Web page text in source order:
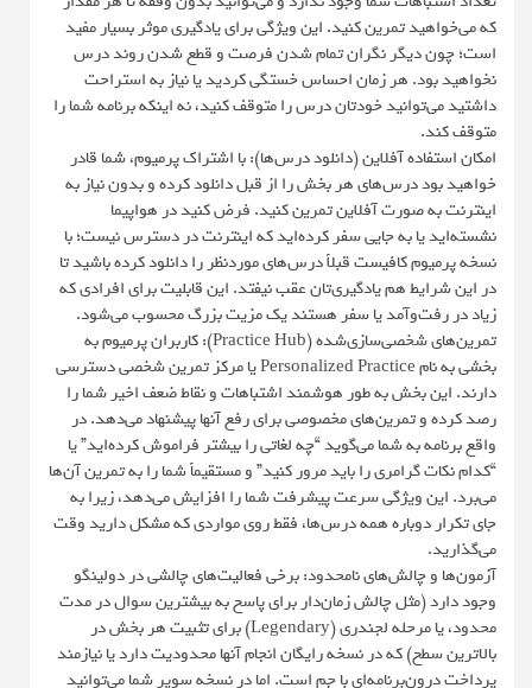
که می‌خواهید تمرین کنید. این ویژگی برای یادگیری موثر بسیار مفید
است؛ چون دیگر نگران تمام شدن فرصت و قطع شدن روند درس
نخواهید بود. هر زمان احساس خستگی کردید یا نیاز به استراحت
داشتید می‌توانید خودتان درس را متوقف کنید، نه اینکه برنامه شما را
متوقف کند.
امکان استفاده آفلاین (دانلود درس‌ها): با اشتراک پرمیوم، شما قادر
خواهید بود درس‌های هر بخش را از قبل دانلود کرده و بدون نیاز به
اینترنت به صورت آفلاین تمرین کنید. فرض کنید در هواپیما
نشسته‌اید یا به جایی سفر کرده‌اید که اینترنت در دسترس نیست؛ با
نسخه پرمیوم کافیست قبلاً درس‌های موردنظر را دانلود کرده باشید تا
در این شرایط هم یادگیری‌تان عقب نیفتد. این قابلیت برای افرادی که
زیاد در رفت‌وآمد یا سفر هستند یک مزیت بزرگ محسوب می‌شود.
تمرین‌های شخصی‌سازی‌شده (Practice Hub): کاربران پرمیوم به
بخشی به نام Personalized Practice یا مرکز تمرین شخصی دسترسی
دارند. این بخش به طور هوشمند اشتباهات و نقاط ضعف اخیر شما را
رصد کرده و تمرین‌های مخصوصی برای رفع آنها پیشنهاد می‌دهد. در
واقع برنامه به شما می‌گوید “چه لغاتی را بیشتر فراموش کرده‌اید” یا
“کدام نکات گرامری را باید مرور کنید” و مستقیماً شما را به تمرین آن‌ها
می‌برد. این ویژگی سرعت پیشرفت شما را افزایش می‌دهد، زیرا به
جای تکرار دوباره همه درس‌ها، فقط روی مواردی که مشکل دارید وقت
می‌گذارید.
آزمون‌ها و چالش‌های نامحدود: برخی فعالیت‌های چالشی در دولینگو
وجود دارد (مثل چالش زمان‌دار برای پاسخ به بیشترین سوال در مدت
محدود، یا مرحله لجندری (Legendary) برای تثبیت هر بخش در
بالاترین سطح) که در نسخه رایگان انجام آنها محدودیت دارد یا نیازمند
پرداخت درون‌برنامه‌ای با جم است. اما در نسخه سوپر شما می‌توانید